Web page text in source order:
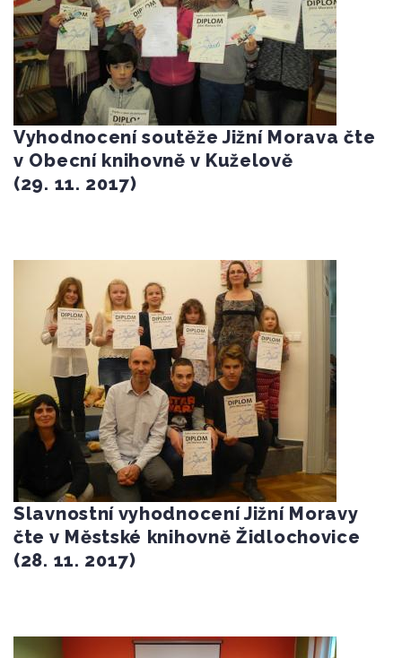
Vyhodnocení soutěže Jižní Morava čte
v Obecní knihovně v Kuželově
(29. 11. 2017)
Slavnostní vyhodnocení Jižní Moravy
čte v Městské knihovně Židlochovice
(28. 11. 2017)